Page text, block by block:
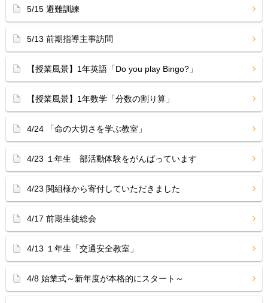
5/15 避難訓練
5/13 前期指導主事訪問
【授業風景】1年英語「Do you play Bingo?」
【授業風景】1年数学「分数の割り算」
4/24 「命の大切さを学ぶ教室」
4/23 １年生 部活動体験をがんばっています
4/23 関組様から寄付していただきました
4/17 前期生徒総会
4/13 １年生「交通安全教室」
4/8 始業式～新年度が本格的にスタート～